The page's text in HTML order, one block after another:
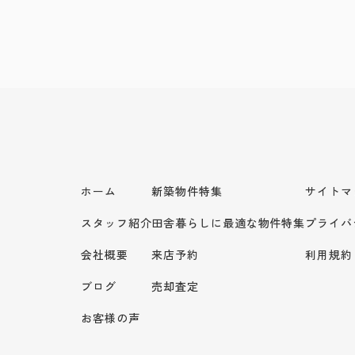
ホーム
スタッフ紹介
会社概要
ブログ
お客様の声
新築物件特集
田舎暮らしに最適な物件特集
来店予約
売却査定
サイト
プライ
利用規約